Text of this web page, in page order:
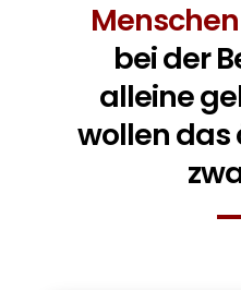
Menschen
bei der
alleine
wollen das